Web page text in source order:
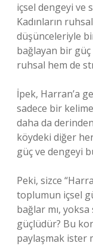
içsel dengeyi ve
Kadınların
düşünceleriyle
bağlayan bir
ruhsal hem de
İpek, Harran’a
sadece bir
daha da
köydeki diğer
güç ve dengeyi
Peki, sizce
toplumun içsel
bağlar mı,
güçlüdür? Bu
paylaşmak ister